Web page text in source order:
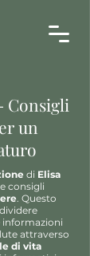
Consigli
un
di Elisa
consigli
. Questo
attraverso
di vita